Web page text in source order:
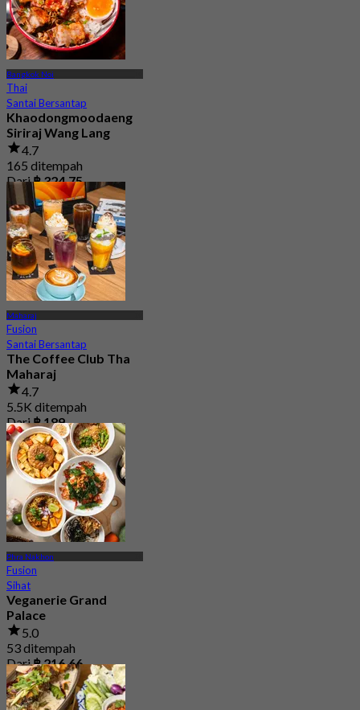
Bangkok Noi
Thai
Santai Bersantap
Khaodongmoodaeng
Siriraj Wang Lang
4.7
165 ditempah
Dari฿ 324.75
Maharaj
Fusion
Santai Bersantap
The Coffee Club Tha
Maharaj
4.7
5.5K ditempah
Dari฿ 189
Phra Nakhon
Fusion
Sihat
Veganerie Grand
Palace
5.0
53 ditempah
Dari฿ 216.66